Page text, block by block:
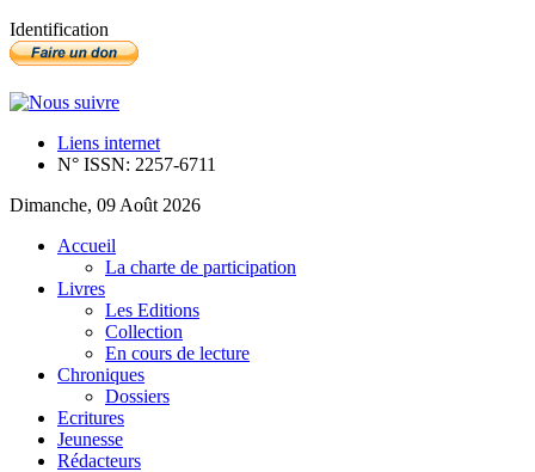
Identification
Liens internet
N° ISSN: 2257-6711
Dimanche, 09 Août 2026
Accueil
La charte de participation
Livres
Les Editions
Collection
En cours de lecture
Chroniques
Dossiers
Ecritures
Jeunesse
Rédacteurs